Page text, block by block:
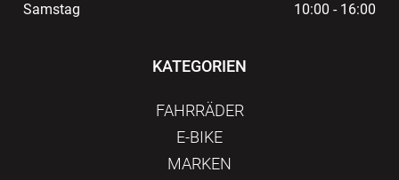
Samstag 10:00 - 16:00
KATEGORIEN
FAHRRÄDER
E-BIKE
MARKEN